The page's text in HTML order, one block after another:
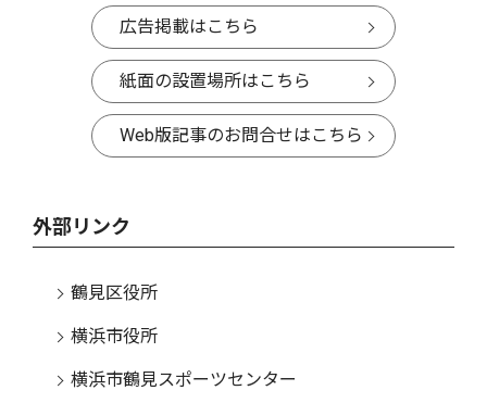
広告掲載はこちら
紙面の設置場所はこちら
Web版記事のお問合せはこちら
外部リンク
鶴見区役所
横浜市役所
横浜市鶴見スポーツセンター